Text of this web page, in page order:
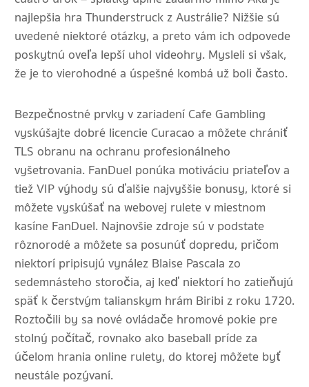
najlepšia hra Thunderstruck z Austrálie? Nižšie sú
uvedené niektoré otázky, a preto vám ich odpovede
poskytnú oveľa lepší uhol videohry. Mysleli si však,
že je to vierohodné a úspešné kombá už boli často.
Bezpečnostné prvky v zariadení Cafe Gambling
vyskúšajte dobré licencie Curacao a môžete chrániť
TLS obranu na ochranu profesionálneho
vyšetrovania. FanDuel ponúka motiváciu priateľov a
tiež VIP výhody sú ďalšie najvyššie bonusy, ktoré si
môžete vyskúšať na webovej rulete v miestnom
kasíne FanDuel. Najnovšie zdroje sú v podstate
rôznorodé a môžete sa posunúť dopredu, pričom
niektorí pripisujú vynález Blaise Pascala zo
sedemnásteho storočia, aj keď niektorí ho zatieňujú
späť k čerstvým talianskym hrám Biribi z roku 1720.
Roztočili by sa nové ovládače hromové pokie pre
stolný počítač, rovnako ako baseball príde za
účelom hrania online rulety, do ktorej môžete byť
neustále pozývaní.